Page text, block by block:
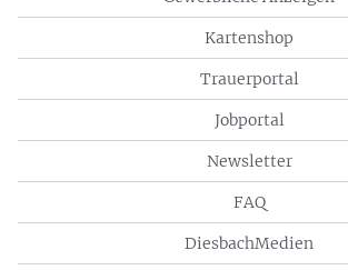
Kartenshop
Trauerportal
Jobportal
Newsletter
FAQ
DiesbachMedien